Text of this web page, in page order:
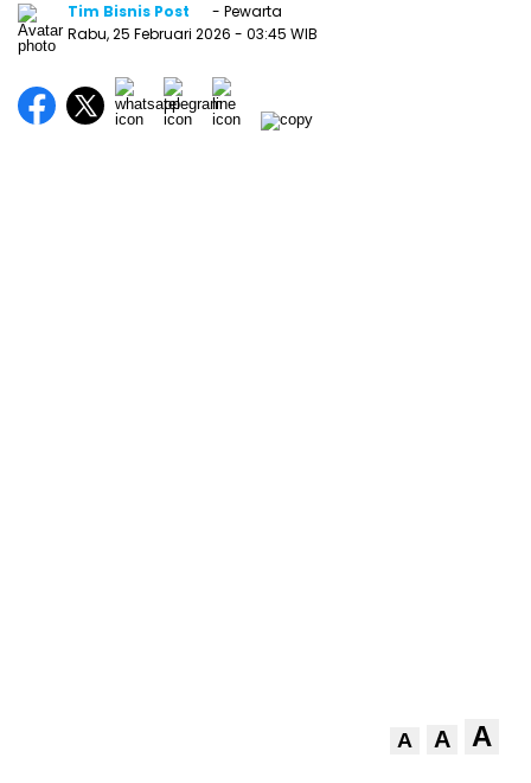
Tim Bisnis Post
- Pewarta
Rabu, 25 Februari 2026 - 03:45 WIB
A A A